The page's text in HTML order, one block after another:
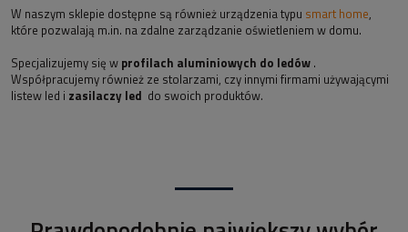
W naszym sklepie dostępne są również urządzenia typu smart home,
które pozwalają m.in. na zdalne zarządzanie oświetleniem w domu.
Specjalizujemy się w profilach aluminiowych do ledów .
Współpracujemy również ze stolarzami, czy innymi firmami używającymi
listew led i zasilaczy led do swoich produktów.